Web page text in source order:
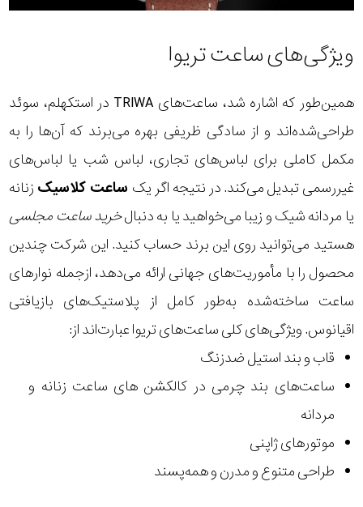
ویژگی‌های ساعت تریوا
همین‌طور که اشاره شد، ساعت‌های TRIWA در استکهلم، سوئد
طراحی‌شده‌اند و از سادگی ظریفی بهره می‌برند که آن‌ها را به
مکمل کاملی برای لباس‌های تجاری، لباس شب یا لباس‌های
غیررسمی تبدیل می‌کند. در نتیجه اگر یک ساعت کلاسیک زنانه
یا مردانه شیک و زیبا می‌خواهید یا به دنبالخریدساعت مجلسی
هستید می‌توانید روی این برند حساب کنید. این شرکت چندین
محصول را با مأموریت‌های جهانی ارائه می‌دهد، ازجمله نوارهای
ساعت ساخته‌شده به‌طور کامل از پلاستیک‌های بازیافتی
اقیانوس. ویژگی‌های کلی ساعت‌های تریوا عبارت‌اند از:
قاب و بند استیل ضدزنگ
ساعت‌های بند چرمی در کالکشن های ساعت زنانه و
مردانه
موتورهای ژاپنی
طراحی متنوع و مدرن و همه‌پسند